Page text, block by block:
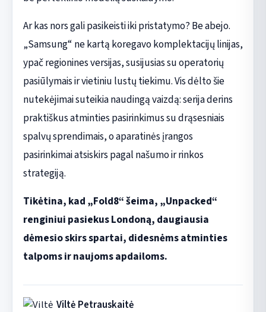
Ar kas nors gali pasikeisti iki pristatymo? Be abejo.
„Samsung“ ne kartą koregavo komplektacijų linijas,
ypač regionines versijas, susijusias su operatorių
pasiūlymais ir vietiniu lustų tiekimu. Vis dėlto šie
nutekėjimai suteikia naudingą vaizdą: serija derins
praktiškus atminties pasirinkimus su drąsesniais
spalvų sprendimais, o aparatinės įrangos
pasirinkimai atsiskirs pagal našumo ir rinkos
strategiją.
Tikėtina, kad „Fold8“ šeima, „Unpacked“
renginiui pasiekus Londoną, daugiausia
dėmesio skirs spartai, didesnėms atminties
talpoms ir naujoms apdailoms.
Viltė Petrauskaitė